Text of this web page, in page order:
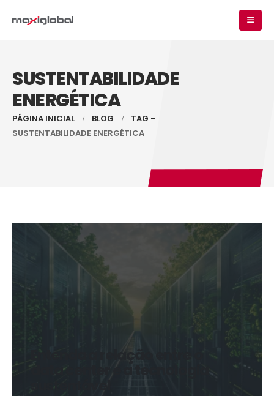
SUSTENTABILIDADE
ENERGÉTICA
PÁGINA INICIAL BLOG
TAG -
SUSTENTABILIDADE ENERGÉTICA
Entenda a relação entre o
data center e a tecnologia
sustentável